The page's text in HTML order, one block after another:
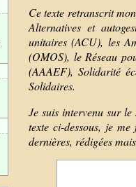
Ce texte retranscrit
Alternatives et
unitaires (ACU), les
(OMOS), le Réseau
(AAAEF), Solidarité
Solidaires.
Je suis intervenu sur
texte ci-dessous, je
dernières, rédigées